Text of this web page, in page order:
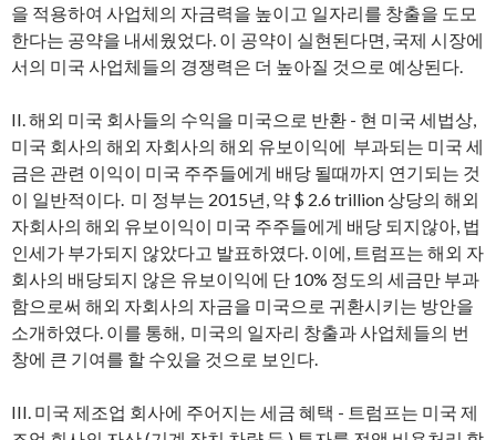
을 적용하여 사업체의 자금력을 높이고 일자리를 창출을 도모
한다는 공약을 내세웠었다. 이 공약이 실현된다면, 국제 시장에
서의 미국 사업체들의 경쟁력은 더 높아질 것으로 예상된다.
II. 해외 미국 회사들의 수익을 미국으로 반환 - 현 미국 세법상,
미국 회사의 해외 자회사의 해외 유보이익에 부과되는 미국 세
금은 관련 이익이 미국 주주들에게 배당 될때까지 연기되는 것
이 일반적이다. 미 정부는 2015년, 약 $ 2.6 trillion 상당의 해외
자회사의 해외 유보이익이 미국 주주들에게 배당 되지않아, 법
인세가 부가되지 않았다고 발표하였다. 이에, 트럼프는 해외 자
회사의 배당되지 않은 유보이익에 단 10% 정도의 세금만 부과
함으로써 해외 자회사의 자금을 미국으로 귀환시키는 방안을
소개하였다. 이를 통해, 미국의 일자리 창출과 사업체들의 번
창에 큰 기여를 할 수있을 것으로 보인다.
III. 미국 제조업 회사에 주어지는 세금 혜택 - 트럼프는 미국 제